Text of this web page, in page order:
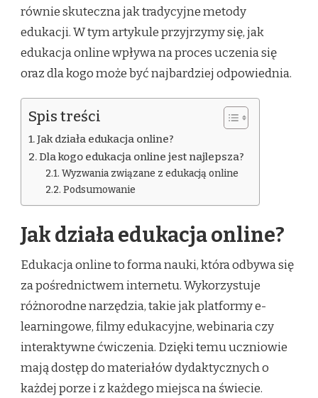
równie skuteczna jak tradycyjne metody
edukacji. W tym artykule przyjrzymy się, jak
edukacja online wpływa na proces uczenia się
oraz dla kogo może być najbardziej odpowiednia.
Spis treści
Jak działa edukacja online?
Dla kogo edukacja online jest najlepsza?
Wyzwania związane z edukacją online
Podsumowanie
Jak działa edukacja online?
Edukacja online to forma nauki, która odbywa się
za pośrednictwem internetu. Wykorzystuje
różnorodne narzędzia, takie jak platformy e-
learningowe, filmy edukacyjne, webinaria czy
interaktywne ćwiczenia. Dzięki temu uczniowie
mają dostęp do materiałów dydaktycznych o
każdej porze i z każdego miejsca na świecie.